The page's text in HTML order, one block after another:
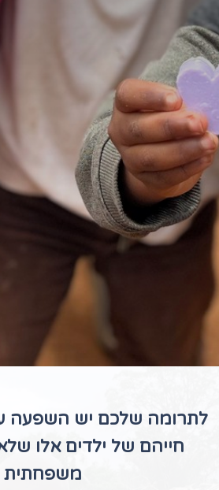
לתרומה שלכם יש השפעה
חייהם של ילדים אלו
משפחתית